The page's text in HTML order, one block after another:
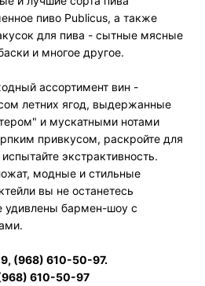
пиво Publicus, а также
для пива - сытные мясные
и многое другое.
ассортимент вин -
летних ягод, выдержанные
и мускатными нотами
привкусом, раскройте для
экстрактивность.
модные и стильные
вы не останетесь
удивлены бармен-шоу с
9, (968) 610-50-97.
610-50-97